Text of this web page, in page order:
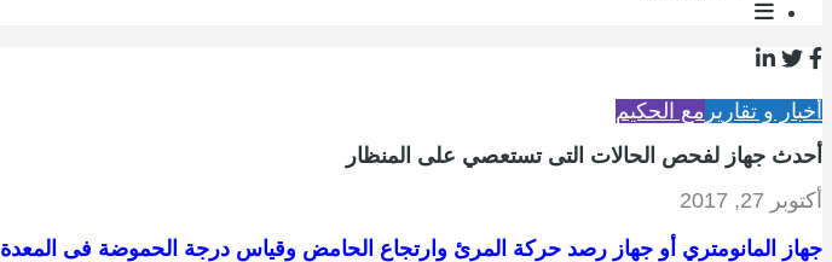
أخبار و تقارير مع الحكيم
أحدث جهاز لفحص الحالات التى تستعصي على المنظار
أكتوبر 27, 2017
جهاز المانومتري أو جهاز رصد حركة المرئ وارتجاع الحامض وقياس درجة الحموضة فى المعدة